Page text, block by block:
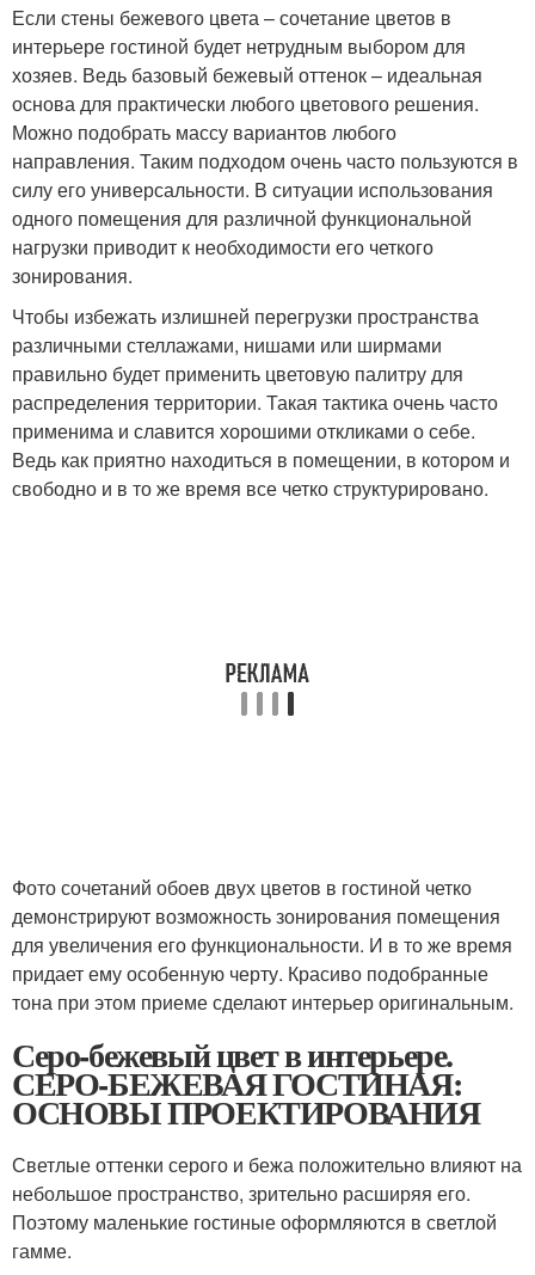
Если стены бежевого цвета – сочетание цветов в
интерьере гостиной будет нетрудным выбором для
хозяев. Ведь базовый бежевый оттенок – идеальная
основа для практически любого цветового решения.
Можно подобрать массу вариантов любого
направления. Таким подходом очень часто пользуются в
силу его универсальности. В ситуации использования
одного помещения для различной функциональной
нагрузки приводит к необходимости его четкого
зонирования.
Чтобы избежать излишней перегрузки пространства
различными стеллажами, нишами или ширмами
правильно будет применить цветовую палитру для
распределения территории. Такая тактика очень часто
применима и славится хорошими откликами о себе.
Ведь как приятно находиться в помещении, в котором и
свободно и в то же время все четко структурировано.
Фото сочетаний обоев двух цветов в гостиной четко
демонстрируют возможность зонирования помещения
для увеличения его функциональности. И в то же время
придает ему особенную черту. Красиво подобранные
тона при этом приеме сделают интерьер оригинальным.
Серо-бежевый цвет в интерьере.
СЕРО-БЕЖЕВАЯ ГОСТИНАЯ:
ОСНОВЫ ПРОЕКТИРОВАНИЯ
Светлые оттенки серого и бежа положительно влияют на
небольшое пространство, зрительно расширяя его.
Поэтому маленькие гостиные оформляются в светлой
гамме.